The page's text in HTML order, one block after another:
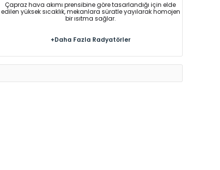
Çapraz hava akımı prensibine göre tasarlandığı için elde
edilen yüksek sıcaklık, mekanlara süratle yayılarak homojen
bir ısıtma sağlar.
+Daha Fazla Radyatörler